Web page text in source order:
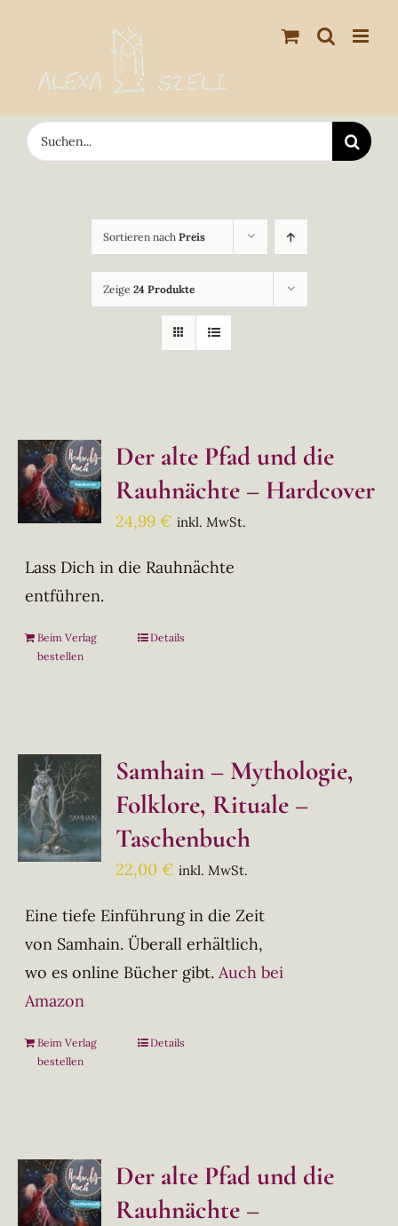
springen
Suche
nach:
Sortieren nach Preis
Zeige 24 Produkte
Der alte Pfad und die
Rauhnächte – Hardcover
24,99€ inkl. MwSt.
Lass Dich in die Rauhnächte
entführen.
Beim Verlag
bestellen
Details
Samhain – Mythologie,
Folklore, Rituale –
Taschenbuch
22,00€ inkl. MwSt.
Eine tiefe Einführung in die Zeit
von Samhain. Überall erhältlich,
wo es online Bücher gibt.Auch bei
Amazon
Beim Verlag
bestellen
Details
Der alte Pfad und die
Rauhnächte –